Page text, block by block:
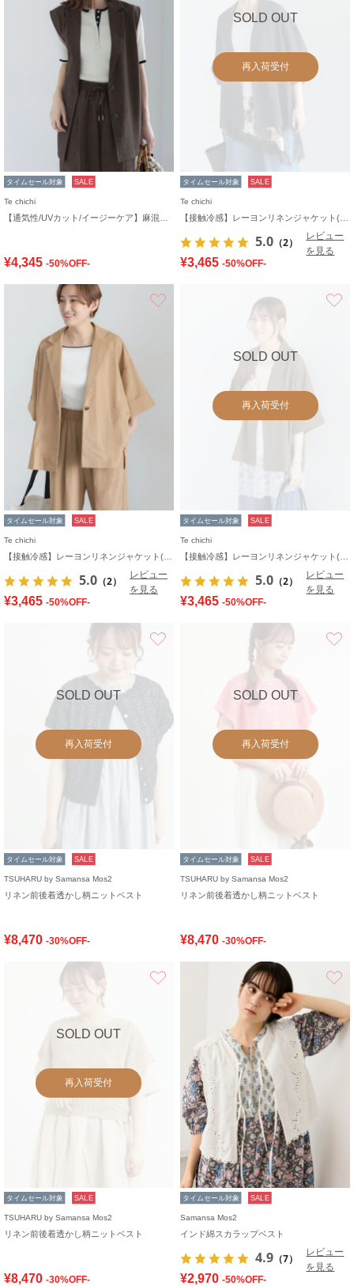
タイムセール対象 SALE
Te chichi
¥4,345 -50%OFF-
SOLD OUT
再入荷受付
タイムセール対象 SALE
Te chichi
5.0 （2）
レビュー
を見る
¥3,465 -50%OFF-
タイムセール対象 SALE
Te chichi
5.0 （2）
レビュー
を見る
¥3,465 -50%OFF-
SOLD OUT
再入荷受付
タイムセール対象 SALE
Te chichi
5.0 （2）
レビュー
を見る
¥3,465 -50%OFF-
SOLD OUT
再入荷受付
タイムセール対象 SALE
TSUHARU by Samansa Mos2
リネン前後着透かし柄ニットベスト
¥8,470 -30%OFF-
SOLD OUT
再入荷受付
タイムセール対象 SALE
TSUHARU by Samansa Mos2
リネン前後着透かし柄ニットベスト
¥8,470 -30%OFF-
SOLD OUT
再入荷受付
タイムセール対象 SALE
TSUHARU by Samansa Mos2
リネン前後着透かし柄ニットベスト
¥8,470 -30%OFF-
タイムセール対象 SALE
Samansa Mos2
インド綿スカラップベスト
4.9 （7）
レビュー
を見る
¥2,970 -50%OFF-